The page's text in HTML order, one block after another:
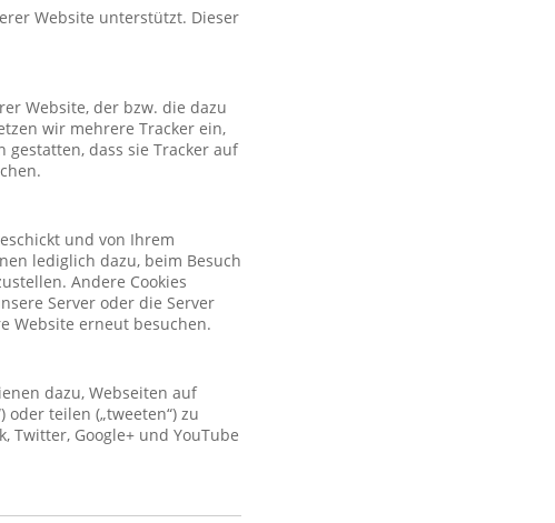
Website unterstützt. Dieser
Website, der bzw. die dazu
wir mehrere Tracker ein,
dass sie Tracker auf
und von Ihrem
lediglich dazu, beim Besuch
Andere Cookies
Server oder die Server
Website erneut besuchen.
dazu, Webseiten auf
oder teilen („tweeten“) zu
Twitter, Google+ und YouTube